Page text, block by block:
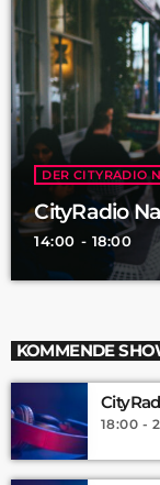
DER CITYRADIO
CityRadio
14:00 - 18:00
KOMMENDE
18:00 -